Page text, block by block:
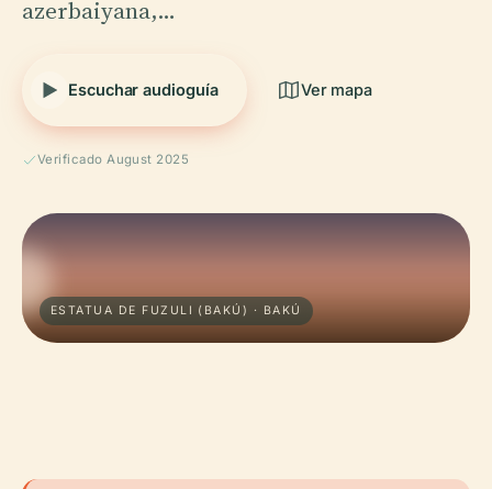
azerbaiyana,…
Escuchar audioguía Ver mapa
Verificado August 2025
ESTATUA DE FUZULI (BAKÚ) · BAKÚ